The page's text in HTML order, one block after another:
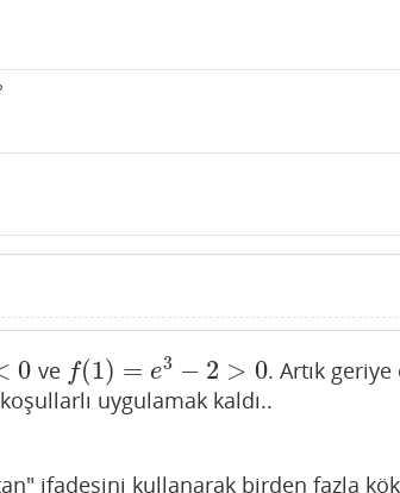
0 ve f(1) = e3 − 2 > 0
f(1)=e 3− 2>0
. Artık geriye
uygulamak kaldı..
ifadesini kullanarak birden fazla